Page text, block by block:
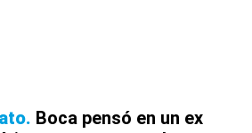
Boca pensó en un ex